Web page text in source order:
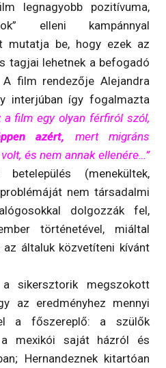
legnagyobb pozitívuma,
elleni kampánnyal
mutatja be, hogy ezek az
tagjai lehetnek a befogadó
A film rendezője Alejandra
interjúban így fogalmazta
a film egy olyan férfiról szól,
azért, mert migráns
és nem annak ellenére…”
(menekültek,
nem társadalmi
dolgozzák fel,
történetével, miáltal
az általuk közvetíteni kívánt
sikersztorik megszokott
az eredményhez mennyi
a főszereplő: a szülők
a mexikói saját házról és
Hernandeznek kitartóan